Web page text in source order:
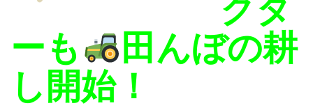
クタ
ーも
田んぼの耕
し開始！